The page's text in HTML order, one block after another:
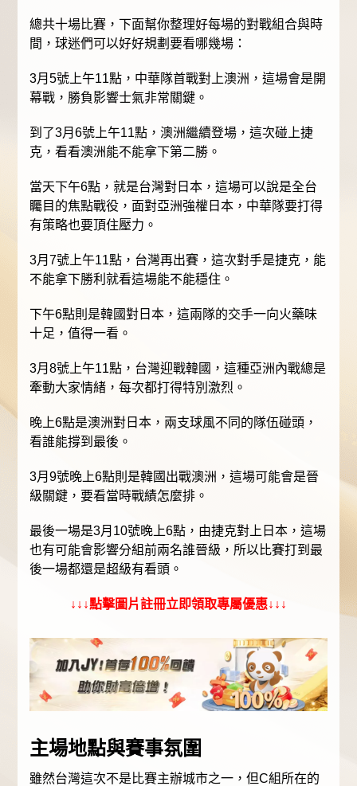
總共十場比賽，下面幫你整理好每場的對戰組合與時
間，球迷們可以好好規劃要看哪幾場：
3月5號上午11點，中華隊首戰對上澳洲，這場會是開
幕戰，勝負影響士氣非常關鍵。
到了3月6號上午11點，澳洲繼續登場，這次碰上捷
克，看看澳洲能不能拿下第二勝。
當天下午6點，就是台灣對日本，這場可以說是全台
矚目的焦點戰役，面對亞洲強權日本，中華隊要打得
有策略也要頂住壓力。
3月7號上午11點，台灣再出賽，這次對手是捷克，能
不能拿下勝利就看這場能不能穩住。
下午6點則是韓國對日本，這兩隊的交手一向火藥味
十足，值得一看。
3月8號上午11點，台灣迎戰韓國，這種亞洲內戰總是
牽動大家情緒，每次都打得特別激烈。
晚上6點是澳洲對日本，兩支球風不同的隊伍碰頭，
看誰能撐到最後。
3月9號晚上6點則是韓國出戰澳洲，這場可能會是晉
級關鍵，要看當時戰績怎麼排。
最後一場是3月10號晚上6點，由捷克對上日本，這場
也有可能會影響分組前兩名誰晉級，所以比賽打到最
後一場都還是超級有看頭。
↓↓↓點擊圖片註冊立即領取專屬優惠↓↓↓
主場地點與賽事氛圍
雖然台灣這次不是比賽主辦城市之一，但C組所在的